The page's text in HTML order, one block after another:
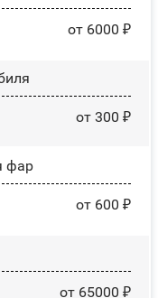
от 6000 ₽
от 300 ₽
фар
от 600 ₽
от 65000 ₽